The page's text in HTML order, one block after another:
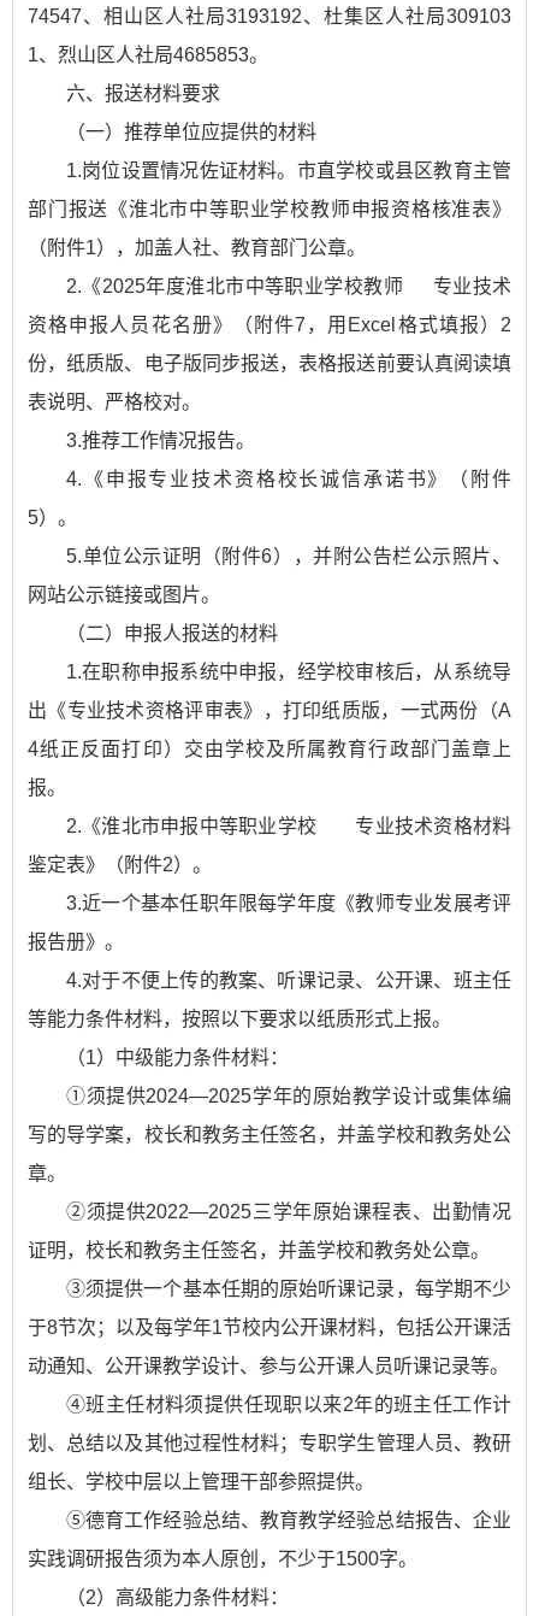
74547、相山区人社局3193192、杜集区人社局309103
1、烈山区人社局4685853。
六、报送材料要求
（一）推荐单位应提供的材料
1.岗位设置情况佐证材料。市直学校或县区教育主管
部门报送《淮北市中等职业学校教师申报资格核准表》
（附件1），加盖人社、教育部门公章。
2.《2025年度淮北市中等职业学校教师 专业技术
资格申报人员花名册》（附件7，用Excel格式填报）2
份，纸质版、电子版同步报送，表格报送前要认真阅读填
表说明、严格校对。
3.推荐工作情况报告。
4.《申报专业技术资格校长诚信承诺书》（附件
5）。
5.单位公示证明（附件6），并附公告栏公示照片、
网站公示链接或图片。
（二）申报人报送的材料
1.在职称申报系统中申报，经学校审核后，从系统导
出《专业技术资格评审表》，打印纸质版，一式两份（A
4纸正反面打印）交由学校及所属教育行政部门盖章上
报。
2.《淮北市申报中等职业学校 专业技术资格材料
鉴定表》（附件2）。
3.近一个基本任职年限每学年度《教师专业发展考评
报告册》。
4.对于不便上传的教案、听课记录、公开课、班主任
等能力条件材料，按照以下要求以纸质形式上报。
（1）中级能力条件材料：
①须提供2024—2025学年的原始教学设计或集体编
写的导学案，校长和教务主任签名，并盖学校和教务处公
章。
②须提供2022—2025三学年原始课程表、出勤情况
证明，校长和教务主任签名，并盖学校和教务处公章。
③须提供一个基本任期的原始听课记录，每学期不少
于8节次；以及每学年1节校内公开课材料，包括公开课活
动通知、公开课教学设计、参与公开课人员听课记录等。
④班主任材料须提供任现职以来2年的班主任工作计
划、总结以及其他过程性材料；专职学生管理人员、教研
组长、学校中层以上管理干部参照提供。
⑤德育工作经验总结、教育教学经验总结报告、企业
实践调研报告须为本人原创，不少于1500字。
（2）高级能力条件材料：